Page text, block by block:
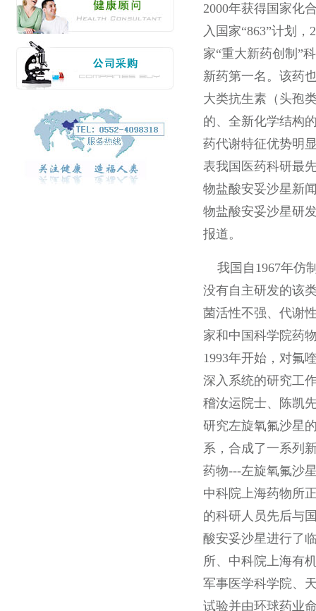
2000年获得国家化
入国家“863”计划
家“重大新药创制”
新药第一名。该药
大类抗生素（头孢
的、全新化学结构
药代谢特征优势明
表我国医药科研最
物盐酸安妥沙星新
物盐酸安妥沙星研
报道。
我国自1967年仿
没有自主研发的该
菌活性不强、代谢
家和中国科学院药
1993年开始，对氟
深入系统的研究工
稽汝运院士、陈凯
研究左旋氧氟沙星
系，合成了一系列
药物---左旋氧氟沙
中科院上海药物所
的科研人员先后与
酸安妥沙星进行了
所、中科院上海有
军事医学科学院、
试验并由环球药业